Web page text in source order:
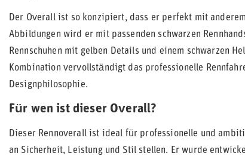
Der Overall ist so konzipiert, dass er perfekt mit
Abbildungen wird er mit passenden schwarzen
Rennschuhen mit gelben Details und einem schwarzen
Kombination vervollständigt das professionelle
Designphilosophie.
Für wen ist dieser Overall?
Dieser Rennoverall ist ideal für professionelle und
an Sicherheit, Leistung und Stil stellen. Er wurde